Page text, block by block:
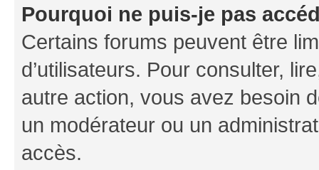
Pourquoi ne puis-je pas
Certains forums peuvent être
d’utilisateurs. Pour consulter,
autre action, vous avez besoin
un modérateur ou un
accès.